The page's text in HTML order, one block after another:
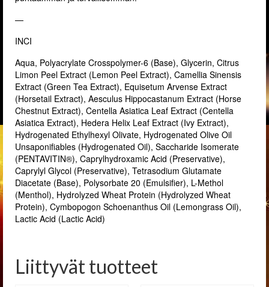
—
INCI
Aqua, Polyacrylate Crosspolymer-6 (Base), Glycerin, Citrus
Limon Peel Extract (Lemon Peel Extract), Camellia Sinensis
Extract (Green Tea Extract), Equisetum Arvense Extract
(Horsetail Extract), Aesculus Hippocastanum Extract (Horse
Chestnut Extract), Centella Asiatica Leaf Extract (Centella
Asiatica Extract), Hedera Helix Leaf Extract (Ivy Extract),
Hydrogenated Ethylhexyl Olivate, Hydrogenated Olive Oil
Unsaponifiables (Hydrogenated Oil), Saccharide Isomerate
(PENTAVITIN®), Caprylhydroxamic Acid (Preservative),
Caprylyl Glycol (Preservative), Tetrasodium Glutamate
Diacetate (Base), Polysorbate 20 (Emulsifier), L-Methol
(Menthol), Hydrolyzed Wheat Protein (Hydrolyzed Wheat
Protein), Cymbopogon Schoenanthus Oil (Lemongrass Oil),
Lactic Acid (Lactic Acid)
Liittyvät tuotteet